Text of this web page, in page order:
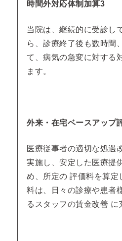
時間外対応体制加算3
当院は、継続的に受診し
ら、診療終了後も数時間
て、病気の急変に対する
ます。
外来・在宅ベースアップ
医療従事者の適切な処遇
実施し、安定した医療提
め、所定の 評価料を算定
料は、日々の診療や患者
るスタッフの賃金改善 に